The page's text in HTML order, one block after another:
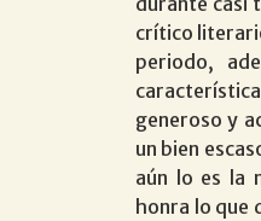
crítico
periodo,
generoso y
un bien
aún lo es la
honra lo que